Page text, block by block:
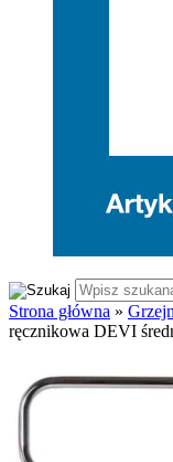
Strona główna »
ręcznikowa DEVI